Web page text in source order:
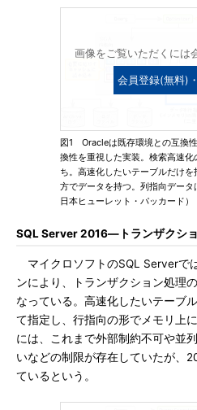
画像をご覧いただくには
会員登録(無料)
図1 Oracleは既存環境との互換
換性を重視した実装。検索高速
ち。高速化したいテーブルだけ
方でデータを持つ。列指向データ
日本ヒューレット・パッカード）
SQL Server 2016―トランザクシ
マイクロソフトのSQL Serverで
ンにより、トランザクション処理
なっている。高速化したいテーブ
て指定し、行指向の形でメモリ上
には、これまで外部制約不可や並
いなどの制限が存在していたが、
ているという。